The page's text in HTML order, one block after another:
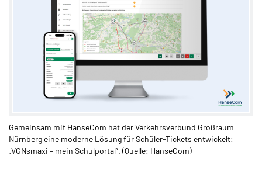
Gemeinsam mit HanseCom hat der Verkehrsverbund Großraum
Nürnberg eine moderne Lösung für Schüler-Tickets entwickelt:
„VGNsmaxi – mein Schulportal”. (Quelle: HanseCom)